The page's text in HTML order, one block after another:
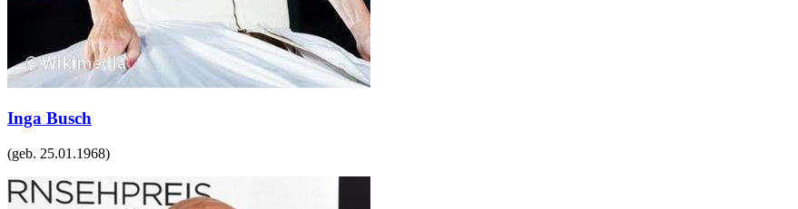
Inga Busch
(geb. 25.01.1968)